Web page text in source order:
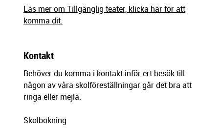
Läs mer om Tillgänglig teater, klicka här för att
komma dit.
Kontakt
Behöver du komma i kontakt inför ert besök till
någon av våra skolföreställningar går det bra att
ringa eller mejla:
Skolbokning